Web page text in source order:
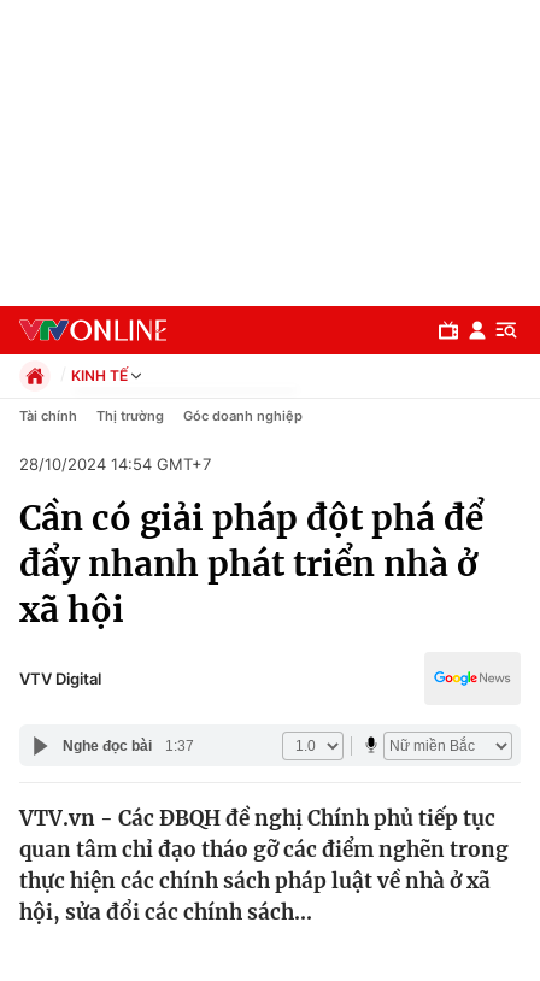
Chuyên mục
Chính trị
Xã hội
Pháp luật
Y tế
Thế giới
Tin tức
Thế giới đó đây
Kinh tế
KINH TẾ
Chính trị
Pháp luật
Kinh tế
Thể thao
Truyền hình
Văn hóa - Giải trí
Y tế
Tài chính Thị trường Góc doanh nghiệp
28/10/2024 14:54 GMT+7
Cần có giải pháp đột phá để
đẩy nhanh phát triển nhà ở
xã hội
VTV Digital
Nghe đọc bài 1:37
VTV.vn - Các ĐBQH đề nghị Chính phủ tiếp tục
quan tâm chỉ đạo tháo gỡ các điểm nghẽn trong
thực hiện các chính sách pháp luật về nhà ở xã
hội, sửa đổi các chính sách...